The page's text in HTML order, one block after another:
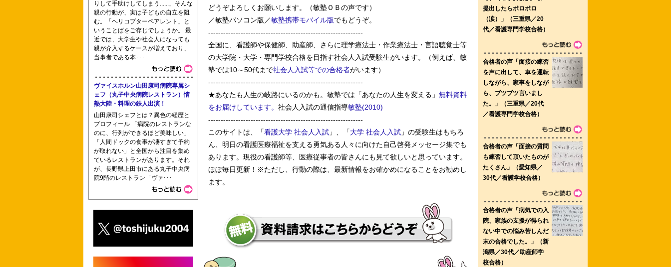
どうぞよろしくお願いします。（敏塾ＯＢの声です）
／敏塾パソコン版／敏塾携帯モバイル版でもどうぞ。
--------------------------------------------------------------
全国に、看護師や保健師、助産師、さらに理学療法士・作業療法士・言語聴覚士等
の大学院・大学・専門学校合格を目指す社会人入試受験生がいます。（例えば、敏
塾では10～50代まで社会人入試等での合格者がいます）
--------------------------------------------------------------
★あなたも人生の岐路にいるのかも。敏塾では「あなたの人生を変える」 無料資料
をお届けしています。 社会人入試の通信指導敏塾(2010)
--------------------------------------------------------------
このサイトは、「看護大学 社会人入試 」、「大学 社会人入試 」の受験生はもちろ
ん、明日の看護医療福祉を支える勇気ある人々に向けた自己啓発メッセージ集でも
あります。現役の看護師等、医療従事者の皆さんにも見て欲しいと思っています。
ほぼ毎日更新！※ただし、行動の際は、最新情報をお確かめになることをお勧めし
ます。
りして手助けしてしまう......」そんな
親の行動が、実は子どもの自立を阻
む。「ヘリコプターペアレント」と
いうことばをご存じでしょうか。 最
近では、大学生や社会人になっても
親が介入するケースが増えており、
当事者である本･･･
ヴァイスホルン山田康司病院専属シ
ェフ（丸子中央病院レストラン）情
熱大陸・料理の鉄人出演！
山田康司シェフとは？異色の経歴と
プロフィール 「病院のレストランな
のに、行列ができるほど美味しい」
「人間ドックの食事が凄すぎて予約
が取れない」と全国から注目を集め
ているレストランがあります。それ
が、長野県上田市にある丸子中央病
院9階のレストラン「ヴァ･･･